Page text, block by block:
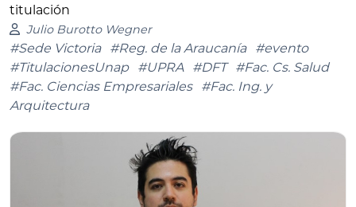
titulación
Julio Burotto Wegner
#Sede Victoria #Reg. de la Araucanía
#evento
#TitulacionesUnap
#UPRA #DFT
#Fac. Cs. Salud
#Fac. Ciencias Empresariales
#Fac. Ing. y
Arquitectura